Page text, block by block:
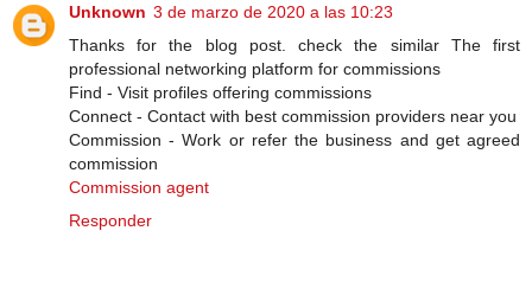
Unknown 3 de marzo de 2020 a las 10:23
Thanks for the blog post. check the similar The first
professional networking platform for commissions
Find - Visit profiles offering commissions
Connect - Contact with best commission providers near you
Commission - Work or refer the business and get agreed
commission
Commission agent
Responder